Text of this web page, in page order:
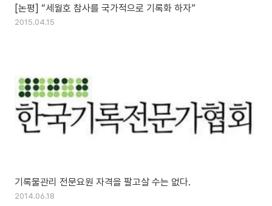
[논평] “세월호 참사를 국가적으로 기록화 하자”
2015.04.15
기록물관리 전문요원 자격을 팔고살 수는 없다.
2014.06.18